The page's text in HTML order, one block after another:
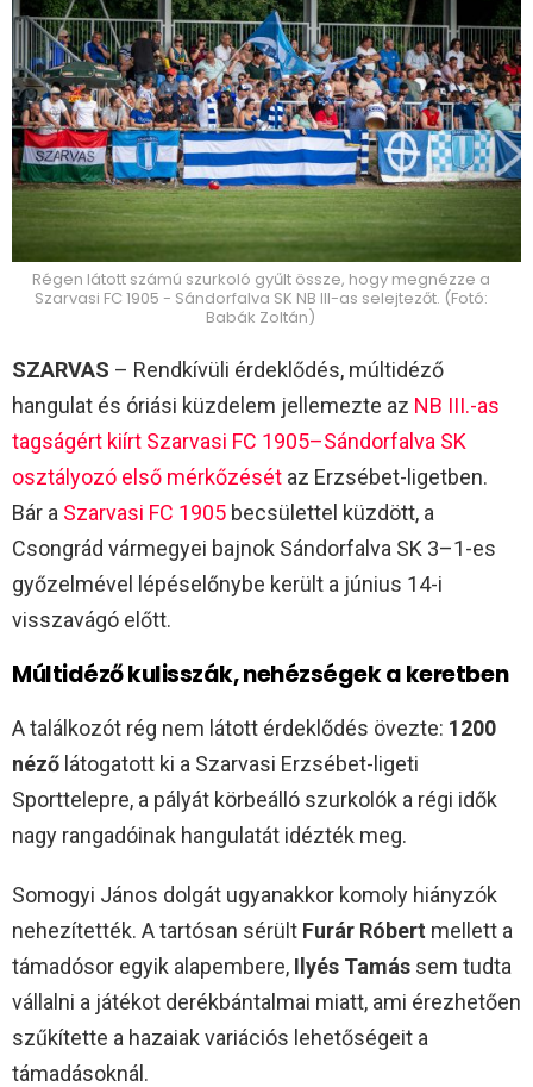
Régen látott számú szurkoló gyűlt össze, hogy megnézze a
Szarvasi FC 1905 - Sándorfalva SK NB III-as selejtezőt. (Fotó:
Babák Zoltán)
SZARVAS – Rendkívüli érdeklődés, múltidéző
hangulat és óriási küzdelem jellemezte az NB III.-as
tagságért kiírt Szarvasi FC 1905–Sándorfalva SK
osztályozó első mérkőzését az Erzsébet-ligetben.
Bár a Szarvasi FC 1905 becsülettel küzdött, a
Csongrád vármegyei bajnok Sándorfalva SK 3–1-es
győzelmével lépéselőnybe került a június 14-i
visszavágó előtt.
Múltidéző kulisszák, nehézségek a keretben
A találkozót rég nem látott érdeklődés övezte: 1200
néző látogatott ki a Szarvasi Erzsébet-ligeti
Sporttelepre, a pályát körbeálló szurkolók a régi idők
nagy rangadóinak hangulatát idézték meg.
Somogyi János dolgát ugyanakkor komoly hiányzók
nehezítették. A tartósan sérült Furár Róbert mellett a
támadósor egyik alapembere, Ilyés Tamás sem tudta
vállalni a játékot derékbántalmai miatt, ami érezhetően
szűkítette a hazaiak variációs lehetőségeit a
támadásoknál.